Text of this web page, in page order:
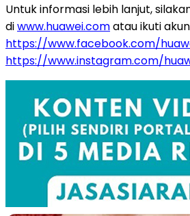
Untuk informasi lebih lanjut,
diwww.huawei.comatau ikuti
https://www.facebook.com/
https://www.instagram.com/